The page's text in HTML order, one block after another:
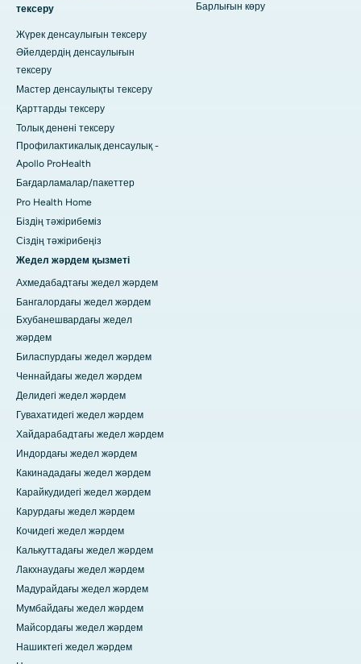
тексеру
Жүрек денсаулығын тексеру
Әйелдердің денсаулығын
тексеру
Мастер денсаулықты тексеру
Қарттарды тексеру
Толық денені тексеру
Профилактикалық денсаулық -
Apollo ProHealth
Бағдарламалар/пакеттер
Pro Health Home
Біздің тәжірибеміз
Сіздің тәжірибеңіз
Жедел жәрдем қызметі
Ахмедабадтағы жедел жәрдем
Бангалордағы жедел жәрдем
Бхубанешвардағы жедел
жәрдем
Биласпурдағы жедел жәрдем
Ченнайдағы жедел жәрдем
Делидегі жедел жәрдем
Гувахатидегі жедел жәрдем
Хайдарабадтағы жедел жәрдем
Индордағы жедел жәрдем
Какинададағы жедел жәрдем
Карайкудидегі жедел жәрдем
Карурдағы жедел жәрдем
Кочидегі жедел жәрдем
Калькуттадағы жедел жәрдем
Лакхнаудағы жедел жәрдем
Мадурайдағы жедел жәрдем
Мумбайдағы жедел жәрдем
Майсордағы жедел жәрдем
Нашиктегі жедел жәрдем
Барлығын көру